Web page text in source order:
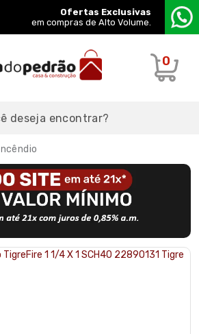
Ofertas Exclusivas
em compras de Alto Volume.
0
Incêndio